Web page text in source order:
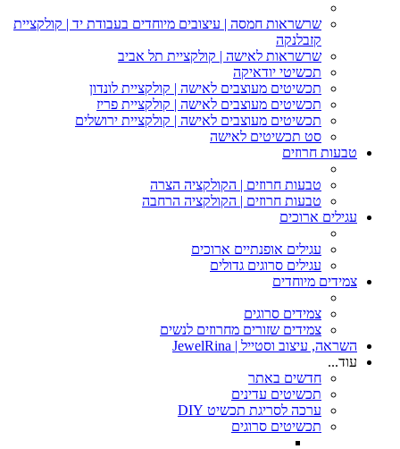
שרשראות חמסה | עיצובים מיוחדים בעבודת יד | קולקציית
קזבלנקה
שרשראות לאישה | קולקציית תל אביב
תכשיטי יודאיקה
תכשיטים מעוצבים לאישה | קולקציית לונדון
תכשיטים מעוצבים לאישה | קולקציית פריז
תכשיטים מעוצבים לאישה | קולקציית ירושלים
סט תכשיטים לאישה
טבעות חרוזים
טבעות חרוזים | הקולקציה הצרה
טבעות חרוזים | הקולקציה הרחבה
עגילים ארוכים
עגילים אופנתיים ארוכים
עגילים סרוגים גדולים
צמידים מיוחדים
צמידים סרוגים
צמידים שזורים מחרוזים לנשים
השראה, עיצוב וסטייל | JewelRina
עוד...
חדשים באתר
תכשיטים עדינים
ערכה לסריגת תכשיט DIY
תכשיטים סרוגים